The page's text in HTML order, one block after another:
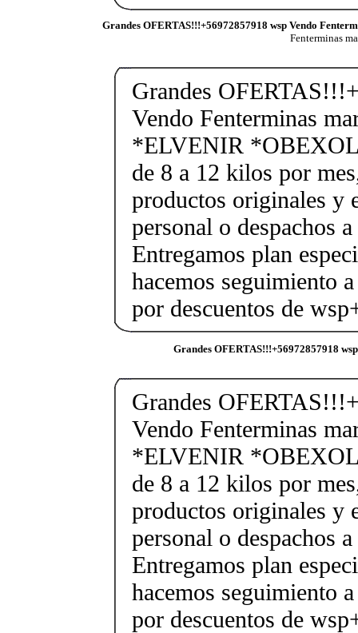
Grandes OFERTAS!!!+56972857918 wsp Vendo
Fenterminas
Grandes
Vendo Fenterminas
*ELVENIR
de 8 a 12 kilos por
productos originales y
personal o despachos
Entregamos plan
hacemos seguimiento
por descuentos de
Grandes OFERTAS!!!+56972857918
Grandes
Vendo Fenterminas
*ELVENIR
de 8 a 12 kilos por
productos originales y
personal o despachos
Entregamos plan
hacemos seguimiento
por descuentos de